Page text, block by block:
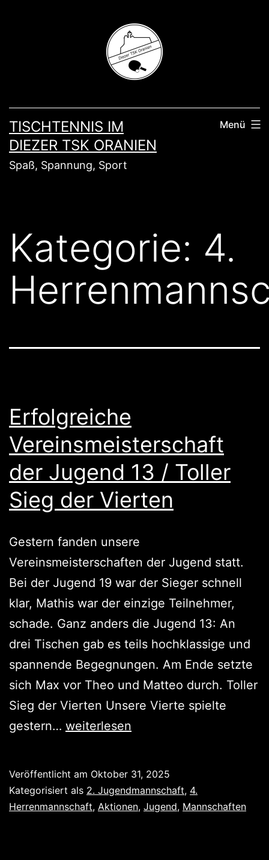
TISCHTENNIS IM
DIEZER TSK ORANIEN
Spaß, Spannung, Sport
Menü
Kategorie: 4.
Erfolgreiche
Vereinsmeisterschaft
der Jugend 13 / Toller
Sieg der Vierten
Gestern fanden unsere
Vereinsmeisterschaften der Jugend statt.
Bei der Jugend 19 war der Sieger schnell
klar, Mathis war der einzige Teilnehmer,
schade. Ganz anders die Jugend 13: An
drei Tischen gab es teils hochklassige und
spannende Begegnungen. Am Ende setzte
sich Max vor Theo und Matteo durch. Toller
Sieg der Vierten Unsere Vierte spielte
gestern… Erfolgreiche
Jugend
13
weiterlesen
Veröffentlicht am Oktober 31, 2025
Kategorisiert als 2. Jugendmannschaft, 4.
Herrenmannschaft, Aktionen, Jugend, Mannschaften